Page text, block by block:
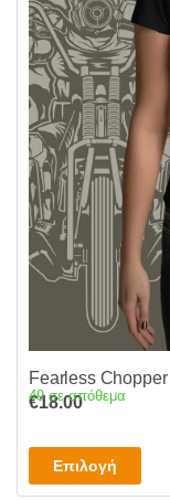
του
Fearless
€18.00
49 σε απόθεμα
Επιλογή
το